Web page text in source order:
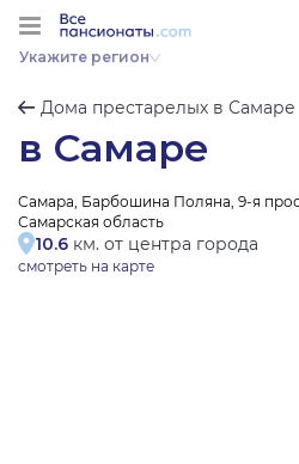
Укажите регион
Дома престарелых в Самаре
в Самаре
Самара, Барбошина Поляна, 9-я
Самарская область
10.6 км. от центра города
смотреть на карте